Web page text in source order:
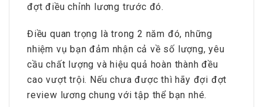
đợt điều chỉnh lương trước đó.
Điều quan trọng là trong 2 năm đó, những
nhiệm vụ bạn đảm nhận cả về số lượng, yêu
cầu chất lượng và hiệu quả hoàn thành đều
cao vượt trội. Nếu chưa được thì hãy đợi đợt
review lương chung với tập thể bạn nhé.